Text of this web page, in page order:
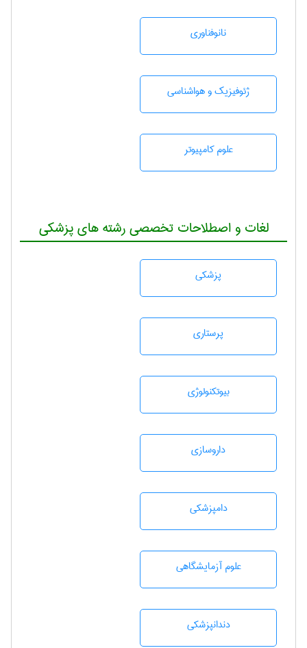
نانوفناوری
ژئوفيزيك و هواشناسی
علوم کامپیوتر
لغات و اصطلاحات تخصصی رشته های پزشکی
پزشكی
پرستاری
بيوتكنولوژی
داروسازی
دامپزشكی
علوم آزمايشگاهی
دندانپزشكی